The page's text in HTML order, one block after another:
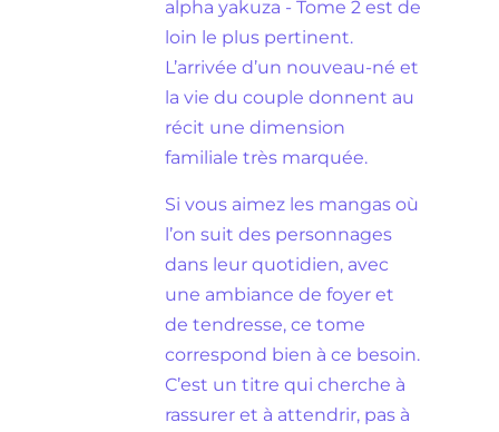
alpha yakuza - Tome 2 est de
loin le plus pertinent.
L’arrivée d’un nouveau-né et
la vie du couple donnent au
récit une dimension
familiale très marquée.
Si vous aimez les mangas où
l’on suit des personnages
dans leur quotidien, avec
une ambiance de foyer et
de tendresse, ce tome
correspond bien à ce besoin.
C’est un titre qui cherche à
rassurer et à attendrir, pas à